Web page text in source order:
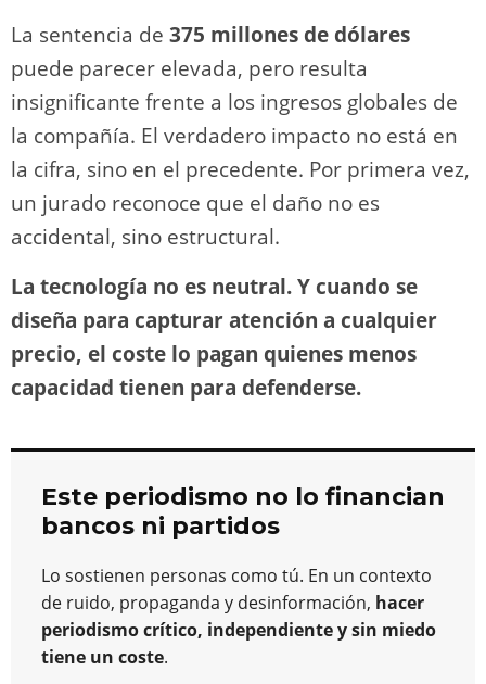
La sentencia de 375 millones de dólares
puede parecer elevada, pero resulta
insignificante frente a los ingresos globales de
la compañía. El verdadero impacto no está en
la cifra, sino en el precedente. Por primera vez,
un jurado reconoce que el daño no es
accidental, sino estructural.
La tecnología no es neutral. Y cuando se
diseña para capturar atención a cualquier
precio, el coste lo pagan quienes menos
capacidad tienen para defenderse.
Este periodismo no lo financian
bancos ni partidos
Lo sostienen personas como tú. En un contexto
de ruido, propaganda y desinformación, hacer
periodismo crítico, independiente y sin miedo
tiene un coste.